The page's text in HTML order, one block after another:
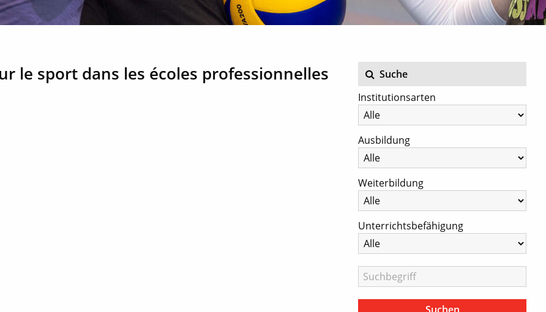
le sport dans les écoles professionnelles
Suche
Institutionsarten
Ausbildung
Weiterbildung
Unterrichtsbefähigung